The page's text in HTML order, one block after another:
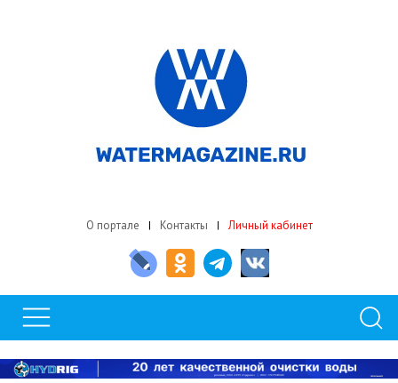
О портале Контакты Личный кабинет